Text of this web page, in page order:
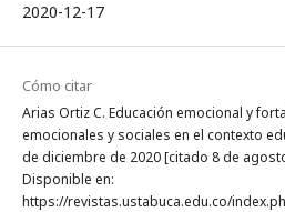
2020-12-17
Cómo citar
Arias Ortiz C. Educación emocional y
emocionales y sociales en el contexto
de diciembre de 2020 [citado 8 de
Disponible en:
https://revistas.ustabuca.edu.co/